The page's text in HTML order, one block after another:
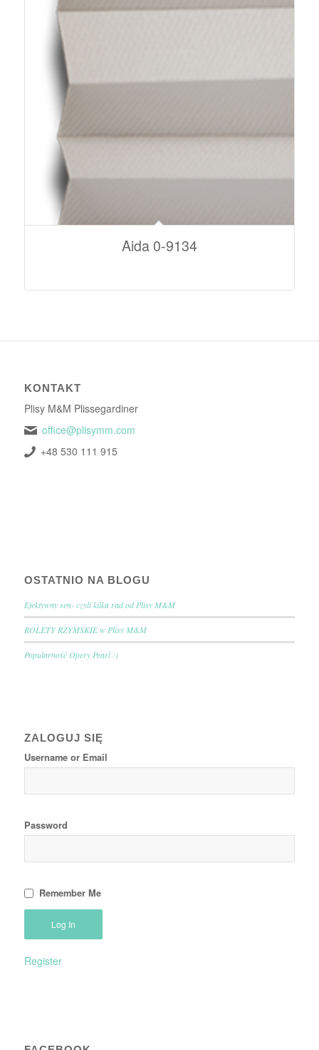
Aida 0-9134
KONTAKT
Plisy M&M Plissegardiner
office@plisymm.com
+48 530 111 915
OSTATNIO NA BLOGU
Efektywny sen- czyli kilka rad od Plisy M&M
ROLETY RZYMSKIE w Plisy M&M
Popularność Opery Pearl :)
ZALOGUJ SIĘ
Username or Email
Password
Remember Me
Register